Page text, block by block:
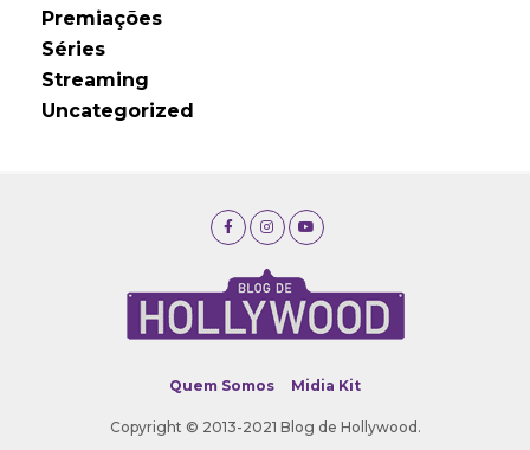
Premiações
Séries
Streaming
Uncategorized
Quem Somos Midia Kit
Copyright © 2013-2021 Blog de Hollywood.